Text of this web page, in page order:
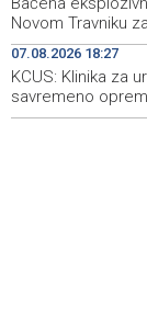
požara na Blidinju
22:25
Skupština
stadiona
Novom Travniku
07.08.2026 18:27
KCUS: Klinika za
savremeno